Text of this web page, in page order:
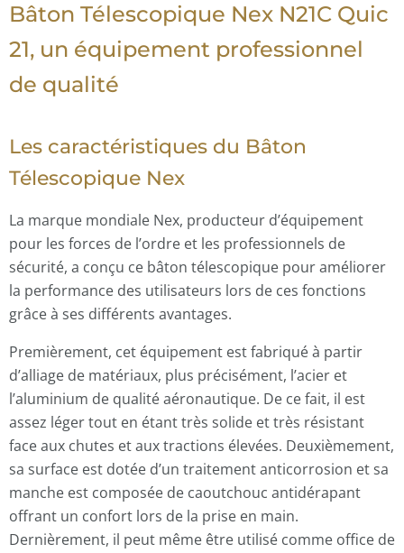
Bâton Télescopique Nex N21C Quic
21, un équipement professionnel
de qualité
Les caractéristiques du Bâton
Télescopique Nex
La marque mondiale Nex, producteur d’équipement
pour les forces de l’ordre et les professionnels de
sécurité, a conçu ce bâton télescopique pour améliorer
la performance des utilisateurs lors de ces fonctions
grâce à ses différents avantages.
Premièrement, cet équipement est fabriqué à partir
d’alliage de matériaux, plus précisément, l’acier et
l’aluminium de qualité aéronautique. De ce fait, il est
assez léger tout en étant très solide et très résistant
face aux chutes et aux tractions élevées. Deuxièmement,
sa surface est dotée d’un traitement anticorrosion et sa
manche est composée de caoutchouc antidérapant
offrant un confort lors de la prise en main.
Dernièrement, il peut même être utilisé comme office de